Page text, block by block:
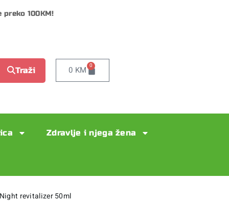
preko 100KM!
Traži 0 KM 0
Zdravlje i njega žena
revitalizer 50ml